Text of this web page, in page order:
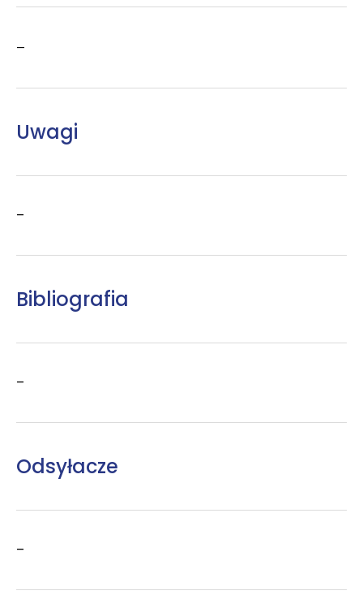
–
Uwagi
–
Bibliografia
–
Odsyłacze
–